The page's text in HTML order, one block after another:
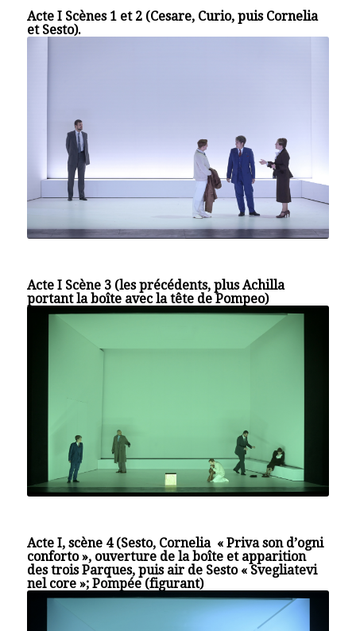
Acte I Scènes 1 et 2 (Cesare, Curio, puis Cornelia
et Sesto).
Acte I Scène 3 (les précédents, plus Achilla
portant la boîte avec la tête de Pompeo)
Acte I, scène 4 (Sesto, Cornelia « Priva son d’ogni
conforto », ouverture de la boîte et apparition
des trois Parques, puis air de Sesto « Svegliatevi
nel core »; Pompée (figurant)